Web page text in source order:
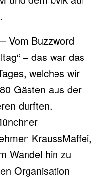
Vom Buzzword
– das war das
welches wir
Gästen aus der
durften.
KraussMaffei,
Wandel hin zu
Organisation